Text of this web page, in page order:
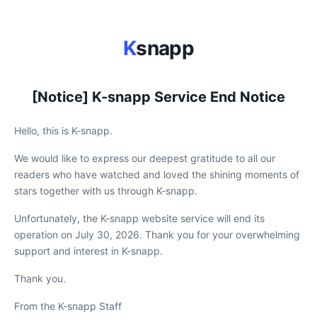
Ksnapp
[Notice] K-snapp Service End Notice
Hello, this is K-snapp.
We would like to express our deepest gratitude to all our
readers who have watched and loved the shining moments of
stars together with us through K-snapp.
Unfortunately, the K-snapp website service will end its
operation on July 30, 2026. Thank you for your overwhelming
support and interest in K-snapp.
Thank you.
From the K-snapp Staff